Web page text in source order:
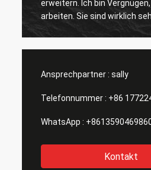
erweitern. Ich bin
arbeiten. Sie sind wirklich
Fachmann und stützen uns
Ansprechpartner : sally
Telefonnummer : +86
WhatsApp :
Kontakt